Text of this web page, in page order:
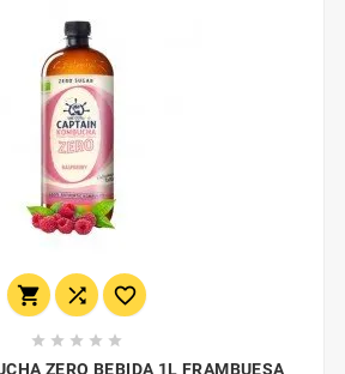
  
    
ZERO BEBIDA 1L FRAMBUESA